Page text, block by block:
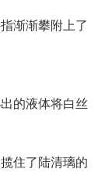
渐渐攀附上了
的液体将白丝
住了陆清璃的